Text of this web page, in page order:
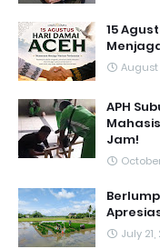
15
August
APH
Jam!
July